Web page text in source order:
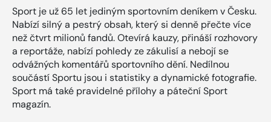
Sport je už 65 let jediným sportovním deníkem v Česku.
Nabízí silný a pestrý obsah, který si denně přečte více
než čtvrt milionů fandů. Otevírá kauzy, přináší rozhovory
a reportáže, nabízí pohledy ze zákulisí a nebojí se
odvážných komentářů sportovního dění. Nedílnou
součástí Sportu jsou i statistiky a dynamické fotografie.
Sport má také pravidelné přílohy a páteční Sport
magazín.